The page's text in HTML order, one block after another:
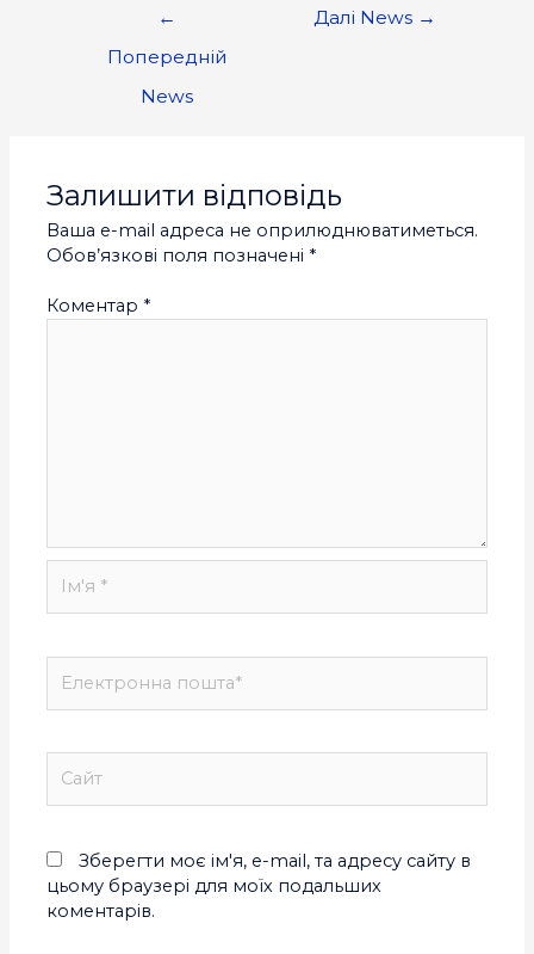
←
Попередній
News
Далі News →
Залишити відповідь
Ваша e-mail адреса не оприлюднюватиметься.
Обов’язкові поля позначені *
Коментар *
Зберегти моє ім'я, e-mail, та адресу сайту в
цьому браузері для моїх подальших
коментарів.